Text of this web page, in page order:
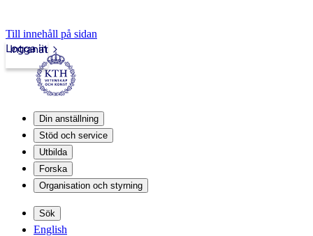
Till innehåll på sidan
Intranät
Logga in
Din anställning
Stöd och service
Utbilda
Forska
Organisation och styrning
Sök
English